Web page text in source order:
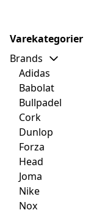
Varekategorier
Brands
Adidas
Babolat
Bullpadel
Cork
Dunlop
Forza
Head
Joma
Nike
Nox